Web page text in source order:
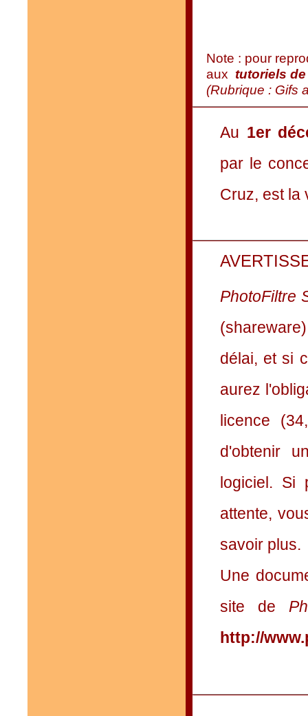
Note : pour
aux tutoriels
(Rubrique : Gifs
Au 1er
par le
Cruz, est
PhotoFiltre
délai, et si
aurez
licence
d'obtenir
logiciel.
attente,
savoir plus.
Une
site de
http://